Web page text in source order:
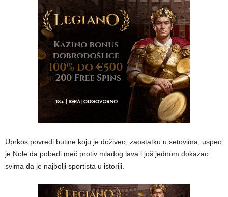
Uprkos povredi butine koju je doživeo, zaostatku u setovima, uspeo
je Nole da pobedi meč protiv mladog lava i još jednom dokazao
svima da je najbolji sportista u istoriji.